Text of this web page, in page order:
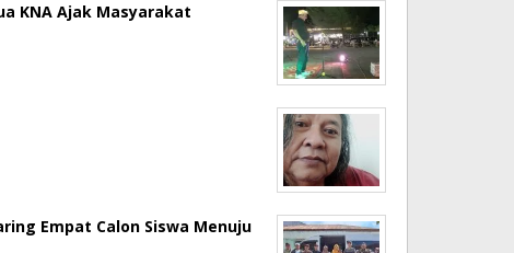
KNA Ajak Masyarakat
Empat Calon Siswa Menuju